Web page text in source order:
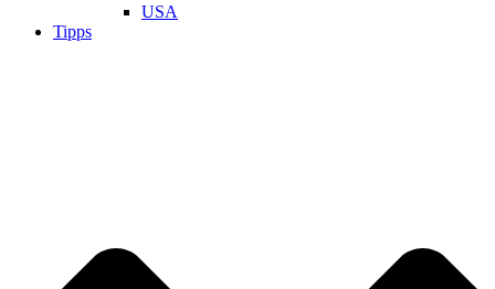
USA
Tipps